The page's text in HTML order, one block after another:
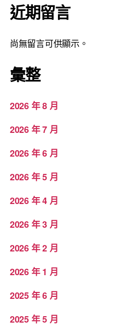
近期留言
尚無留言可供顯示。
彙整
2026 年 8 月
2026 年 7 月
2026 年 6 月
2026 年 5 月
2026 年 4 月
2026 年 3 月
2026 年 2 月
2026 年 1 月
2025 年 6 月
2025 年 5 月